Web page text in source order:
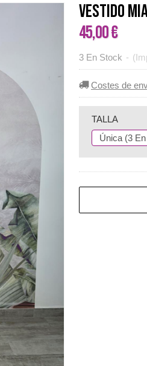
VESTIDO
45,00 €
3 En Stock -
Costes de
TALLA